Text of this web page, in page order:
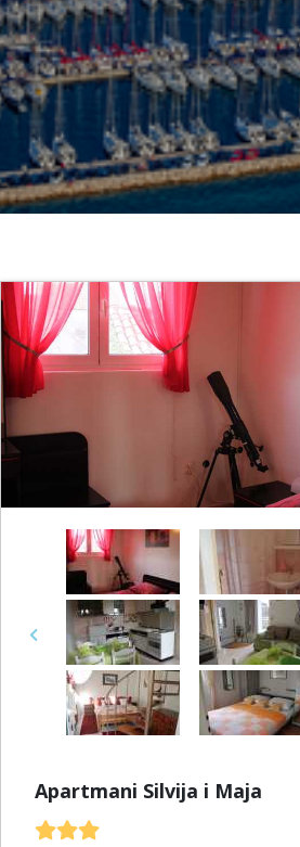
Previous
Apartmani Silvija i Maja